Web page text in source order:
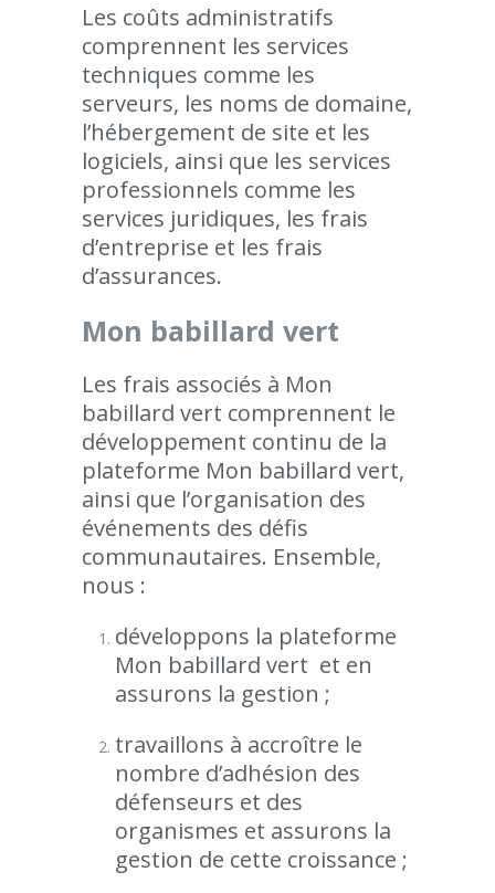
Les coûts administratifs
comprennent les services
techniques comme les
serveurs, les noms de domaine,
l’hébergement de site et les
logiciels, ainsi que les services
professionnels comme les
services juridiques, les frais
d’entreprise et les frais
d’assurances.
Mon babillard vert
Les frais associés à Mon
babillard vert comprennent le
développement continu de la
plateforme Mon babillard vert,
ainsi que l’organisation des
événements des défis
communautaires. Ensemble,
nous :
développons la plateforme
Mon babillard vert et en
assurons la gestion ;
travaillons à accroître le
nombre d’adhésion des
défenseurs et des
organismes et assurons la
gestion de cette croissance ;